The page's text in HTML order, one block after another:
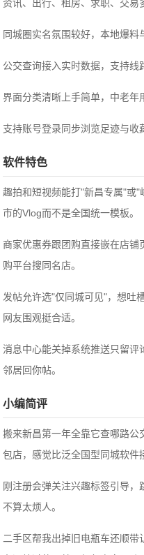
资讯、出行、租房、求职、交易
同城圈实名氛围较好，本地爆料
公交查询接入实时数据，支持线
界面分类清晰上手简单，中老年
支持账号登录同步浏览足迹与收
软件特色
趣拍和短视频能打"新昌专属"或
市的Vlog而不是全国统一模板。
商家优惠券跟团购直接嵌在店铺
购平台搜同名店。
发帖允许选"仅同城可见"，想吐
网友围观挺合适。
消息中心能关掉系统推送只留
邻居回你帖。
小编简评
搬来新昌第一年全靠它查哪路
包店，感觉比泛全国型同城软件
刚注册会弹关注兴趣标签引导，
不算太烦人。
二手区帮我出掉旧电瓶车还顺